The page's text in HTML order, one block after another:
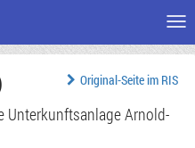
Original-Seite im RIS
Unterkunftsanlage Arnold-